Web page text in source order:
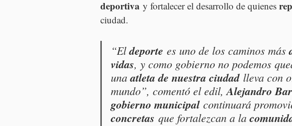
deportiva y fortalecer el desarrollo de quienes
ciudad.
“El deporte es uno de los caminos más
vidas, y como gobierno no podemos
una atleta de nuestra ciudad lleva con
mundo”, comentó el edil, Alejandro
gobierno municipal continuará
concretas que fortalezcan a la